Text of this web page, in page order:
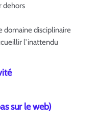
dehors
domaine disciplinaire
l’inattendu
sur le web)